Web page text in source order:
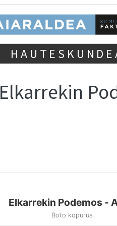
Elkarrekin
Elkarrekin Podemos -
Boto kopurua